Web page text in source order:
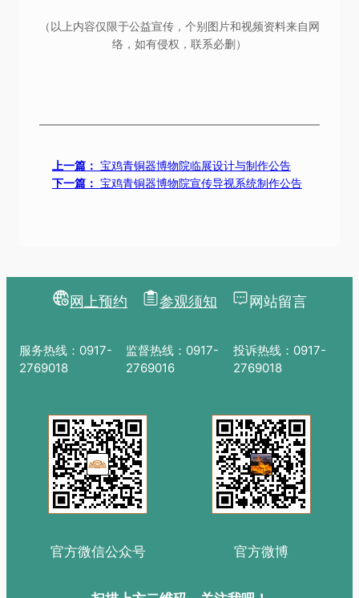
（以上内容仅限于公益宣传，个别图片和视频资料来自网
络，如有侵权，联系必删）
上一篇： 宝鸡青铜器博物院临展设计与制作公告
下一篇： 宝鸡青铜器博物院宣传导视系统制作公告
网上预约 参观须知 网站留言
服务热线：0917-
2769018
监督热线：0917-
2769016
投诉热线：0917-
2769018
官方微信公众号 官方微博